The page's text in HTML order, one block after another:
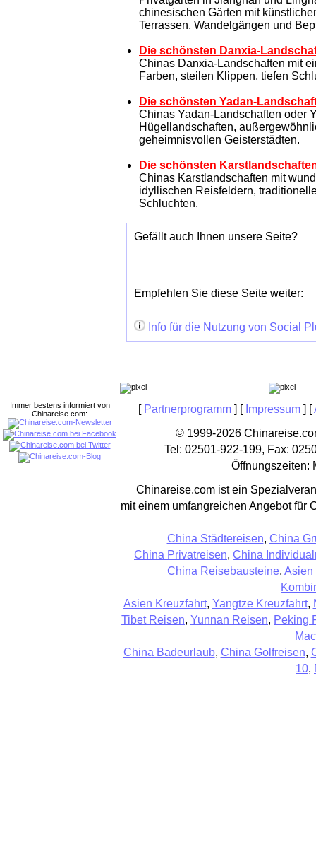
chinesischen Gärten mit
Terrassen, Wandelgängen und
Die schönsten Danxia-
Chinas Danxia-Landschaften mit
Farben, steilen Klippen, tiefen
Die schönsten Yadan-
Chinas Yadan-Landschaften oder
Hügellandschaften,
geheimnisvollen Geisterstädten.
Die schönsten
Chinas Karstlandschaften mit
idyllischen Reisfeldern,
Schluchten.
Gefällt auch Ihnen unsere Seite?
Empfehlen Sie diese Seite weiter:
Info für die Nutzung von Social
[ Partnerprogramm] [ Impressum] [
© 1999-2026
Tel: 02501-922-199, Fax:
Öffnungszeiten:
Chinareise.com ist ein
mit einem umfangreichen Angebot für
China Städtereisen, China
China Privatreisen, China
China Reisebausteine, Asien
Asien Kreuzfahrt, Yangtze Kreuzfahrt,
Tibet Reisen, Yunnan Reisen, Peking
China Badeurlaub, China Golfreisen,
10,
Immer bestens informiert von
Chinareise.com: